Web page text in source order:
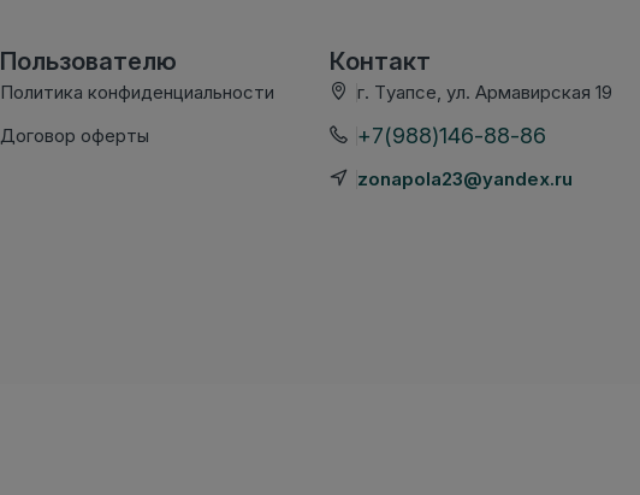
Пользователю
Политика конфиденциальности
Договор оферты
Контакт
г. Туапсе, ул. Армавирская 19
+7(988)146-88-86
zonapola23@yandex.ru